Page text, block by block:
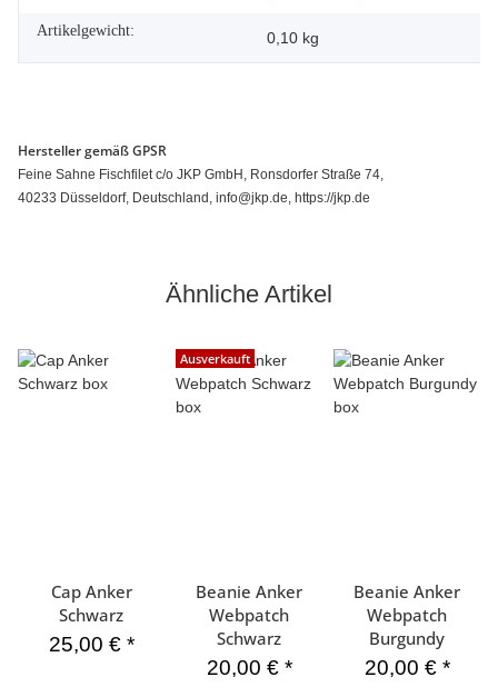
Artikelgewicht: 0,10 kg
Hersteller gemäß GPSR
Feine Sahne Fischfilet c/o JKP GmbH, Ronsdorfer Straße 74,
40233 Düsseldorf, Deutschland, info@jkp.de, https://jkp.de
Ähnliche Artikel
Cap Anker
Schwarz
25,00 € *
Ausverkauft
Beanie Anker
Webpatch
Schwarz
20,00 € *
Beanie Anker
Webpatch
Burgundy
20,00 € *